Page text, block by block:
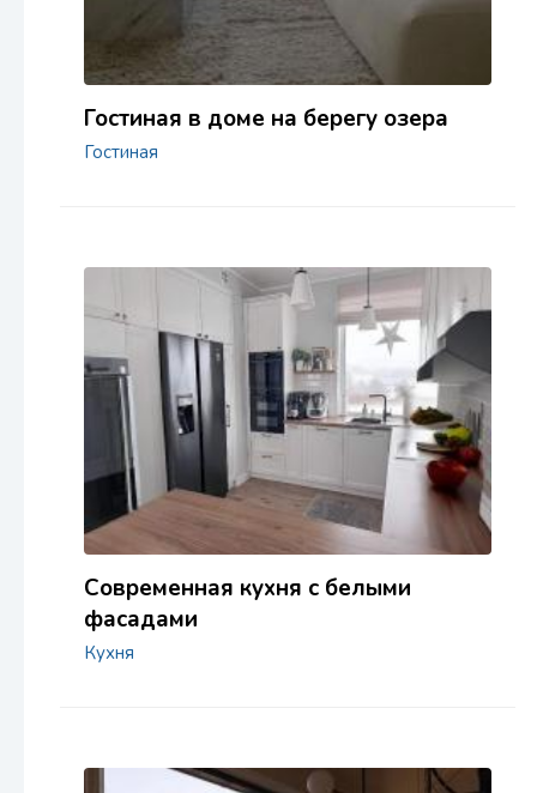
Гостиная в доме на берегу озера
Гостиная
Современная кухня с белыми
фасадами
Кухня